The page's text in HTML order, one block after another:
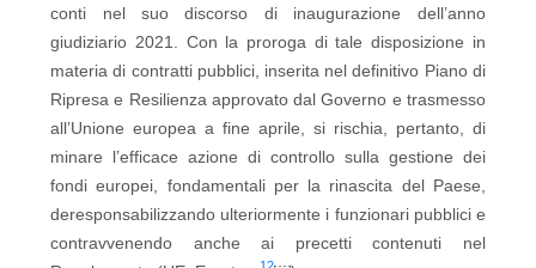
conti nel suo discorso di inaugurazione dell’anno
giudiziario 2021. Con la proroga di tale disposizione in
materia di contratti pubblici, inserita nel definitivo Piano di
Ripresa e Resilienza approvato dal Governo e trasmesso
all’Unione europea a fine aprile, si rischia, pertanto, di
minare l’efficace azione di controllo sulla gestione dei
fondi europei, fondamentali per la rinascita del Paese,
deresponsabilizzando ulteriormente i funzionari pubblici e
contravvenendo anche ai precetti contenuti nel